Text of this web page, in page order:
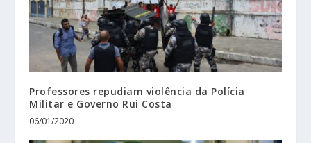
Professores repudiam violência da Polícia
Militar e Governo Rui Costa
06/01/2020